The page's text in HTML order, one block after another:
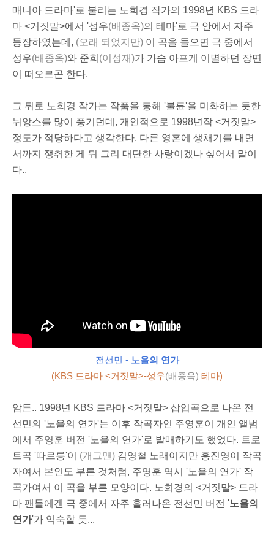
매니아 드라마'로 불리는 노희경 작가의 1998년 KBS 드라
마 <거짓말>에서 '성우(배종옥)의 테마'로 극 안에서 자주
등장하였는데, (오래 되었지만) 이 곡을 들으면 극 중에서
성우(배종옥)와 준희 (이성재)가 가슴 아프게 이별하던 장면
이 떠오르곤 한다.
그 뒤로 노희경 작가는 작품을 통해 '불륜'을 미화하는 듯한
뉘앙스를 많이 풍기던데, 개인적으로 1998년작 <거짓말>
정도가 적당하다고 생각한다. 다른 영혼에 생채기를 내면
서까지 쟁취한 게 뭐 그리 대단한 사랑이겠나 싶어서 말이
다..
전선민 - 노을의 연가
(KBS 드라마 <거짓말>-성우(배종옥) 테마)
암튼.. 1998년 KBS 드라마 <거짓말> 삽입곡으로 나온 전
선민의 '노을의 연가'는 이후 작곡자인 주영훈이 개인 앨범
에서 주영훈 버전 '노을의 연가'로 발매하기도 했었다. 트로
트곡 '따르릉'이
(개그맨) 김영철 노래이지만 홍진영이 작곡
자여서 본인도 부른 것처럼, 주영훈 역시 '노을의 연가' 작
곡가여서 이 곡을 부른 모양이다. 노희경의 <거짓말> 드라
마 팬들에겐 극 중에서 자주 흘러나온 전선민 버전 '노을의
연가'가 익숙할 듯...